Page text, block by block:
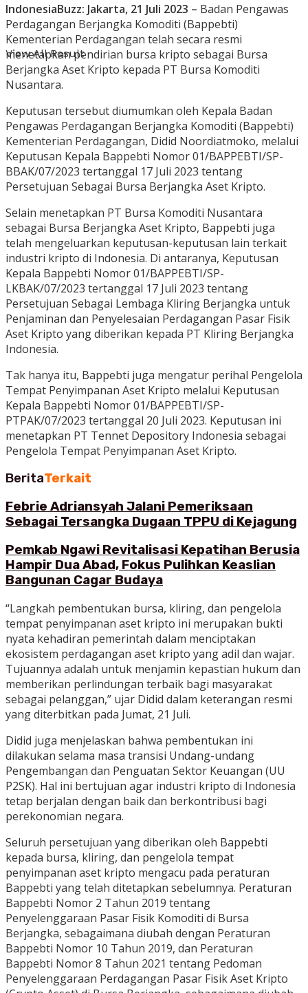
View All Result
IndonesiaBuzz: Jakarta, 21 Juli 2023 – Badan Pengawas
Perdagangan Berjangka Komoditi (Bappebti)
Kementerian Perdagangan telah secara resmi
menetapkan pendirian bursa kripto sebagai Bursa
Berjangka Aset Kripto kepada PT Bursa Komoditi
Nusantara.
Keputusan tersebut diumumkan oleh Kepala Badan
Pengawas Perdagangan Berjangka Komoditi (Bappebti)
Kementerian Perdagangan, Didid Noordiatmoko, melalui
Keputusan Kepala Bappebti Nomor 01/BAPPEBTI/SP-
BBAK/07/2023 tertanggal 17 Juli 2023 tentang
Persetujuan Sebagai Bursa Berjangka Aset Kripto.
Selain menetapkan PT Bursa Komoditi Nusantara
sebagai Bursa Berjangka Aset Kripto, Bappebti juga
telah mengeluarkan keputusan-keputusan lain terkait
industri kripto di Indonesia. Di antaranya, Keputusan
Kepala Bappebti Nomor 01/BAPPEBTI/SP-
LKBAK/07/2023 tertanggal 17 Juli 2023 tentang
Persetujuan Sebagai Lembaga Kliring Berjangka untuk
Penjaminan dan Penyelesaian Perdagangan Pasar Fisik
Aset Kripto yang diberikan kepada PT Kliring Berjangka
Indonesia.
Tak hanya itu, Bappebti juga mengatur perihal Pengelola
Tempat Penyimpanan Aset Kripto melalui Keputusan
Kepala Bappebti Nomor 01/BAPPEBTI/SP-
PTPAK/07/2023 tertanggal 20 Juli 2023. Keputusan ini
menetapkan PT Tennet Depository Indonesia sebagai
Pengelola Tempat Penyimpanan Aset Kripto.
BeritaTerkait
Febrie Adriansyah Jalani Pemeriksaan
Sebagai Tersangka Dugaan TPPU di Kejagung
Pemkab Ngawi Revitalisasi Kepatihan Berusia
Hampir Dua Abad, Fokus Pulihkan Keaslian
Bangunan Cagar Budaya
“Langkah pembentukan bursa, kliring, dan pengelola
tempat penyimpanan aset kripto ini merupakan bukti
nyata kehadiran pemerintah dalam menciptakan
ekosistem perdagangan aset kripto yang adil dan wajar.
Tujuannya adalah untuk menjamin kepastian hukum dan
memberikan perlindungan terbaik bagi masyarakat
sebagai pelanggan,” ujar Didid dalam keterangan resmi
yang diterbitkan pada Jumat, 21 Juli.
Didid juga menjelaskan bahwa pembentukan ini
dilakukan selama masa transisi Undang-undang
Pengembangan dan Penguatan Sektor Keuangan (UU
P2SK). Hal ini bertujuan agar industri kripto di Indonesia
tetap berjalan dengan baik dan berkontribusi bagi
perekonomian negara.
Seluruh persetujuan yang diberikan oleh Bappebti
kepada bursa, kliring, dan pengelola tempat
penyimpanan aset kripto mengacu pada peraturan
Bappebti yang telah ditetapkan sebelumnya. Peraturan
Bappebti Nomor 2 Tahun 2019 tentang
Penyelenggaraan Pasar Fisik Komoditi di Bursa
Berjangka, sebagaimana diubah dengan Peraturan
Bappebti Nomor 10 Tahun 2019, dan Peraturan
Bappebti Nomor 8 Tahun 2021 tentang Pedoman
Penyelenggaraan Perdagangan Pasar Fisik Aset Kripto